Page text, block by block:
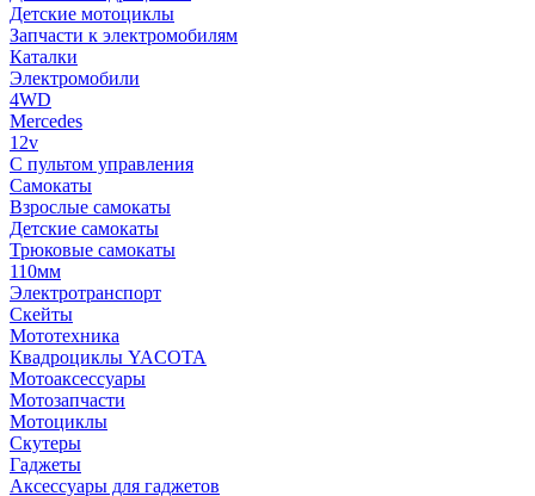
Детские мотоциклы
Запчасти к электромобилям
Каталки
Электромобили
4WD
Mercedes
12v
С пультом управления
Самокаты
Взрослые самокаты
Детские самокаты
Трюковые самокаты
110мм
Электротранспорт
Скейты
Мототехника
Квадроциклы YACOTA
Мотоаксессуары
Мотозапчасти
Мотоциклы
Скутеры
Гаджеты
Аксессуары для гаджетов